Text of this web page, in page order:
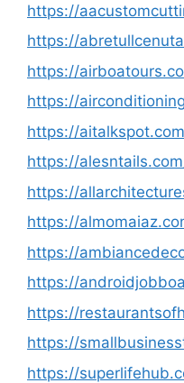
https://
https://
https://
https://
https://
https://
https://
https://
https://
https://
https://
https://
https://